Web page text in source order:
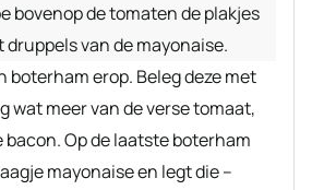
bovenop de tomaten de plakjes
druppels van de mayonaise.
boterham erop. Beleg deze met
wat meer van de verse tomaat,
bacon. Op de laatste boterham
mayonaise en legt die –